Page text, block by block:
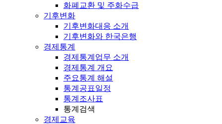
화폐교환 및 주화수급
기후변화
기후변화대응 소개
기후변화와 한국은행
경제통계
경제통계업무 소개
경제통계 개요
주요통계 해설
통계공표일정
통계조사표
통계검색
경제교육